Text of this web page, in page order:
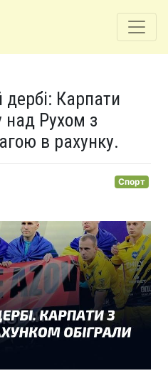
дербі: Карпати
над Рухом з
в рахунку.
Спорт